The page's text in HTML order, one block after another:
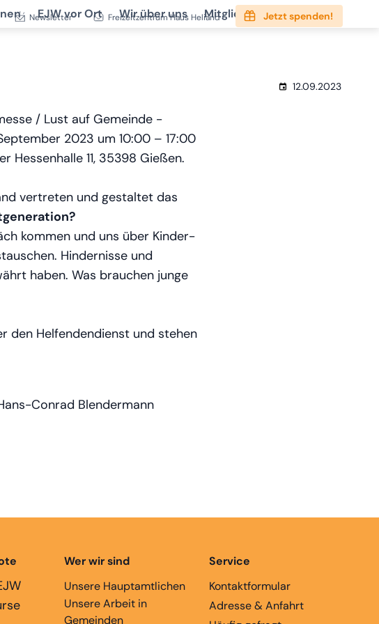
Newsletter Freizeitzentrum Haus Heliand Jetzt spenden!
EJW vor Ort Wir über uns Mitgliedschaft Service
12.09.2023
/ Lust auf Gemeinde -
2023 um 10:00 – 17:00
Hessenhalle 11, 35398 Gießen.
vertreten und gestaltet das
kommen und uns über Kinder-
Hindernisse und
haben. Was brauchen junge
den Helfendendienst und stehen
Conrad Blendermann
Wer wir sind
Unsere Hauptamtlichen
Unsere Arbeit in
Gemeinden
Service
Kontaktformular
Adresse & Anfahrt